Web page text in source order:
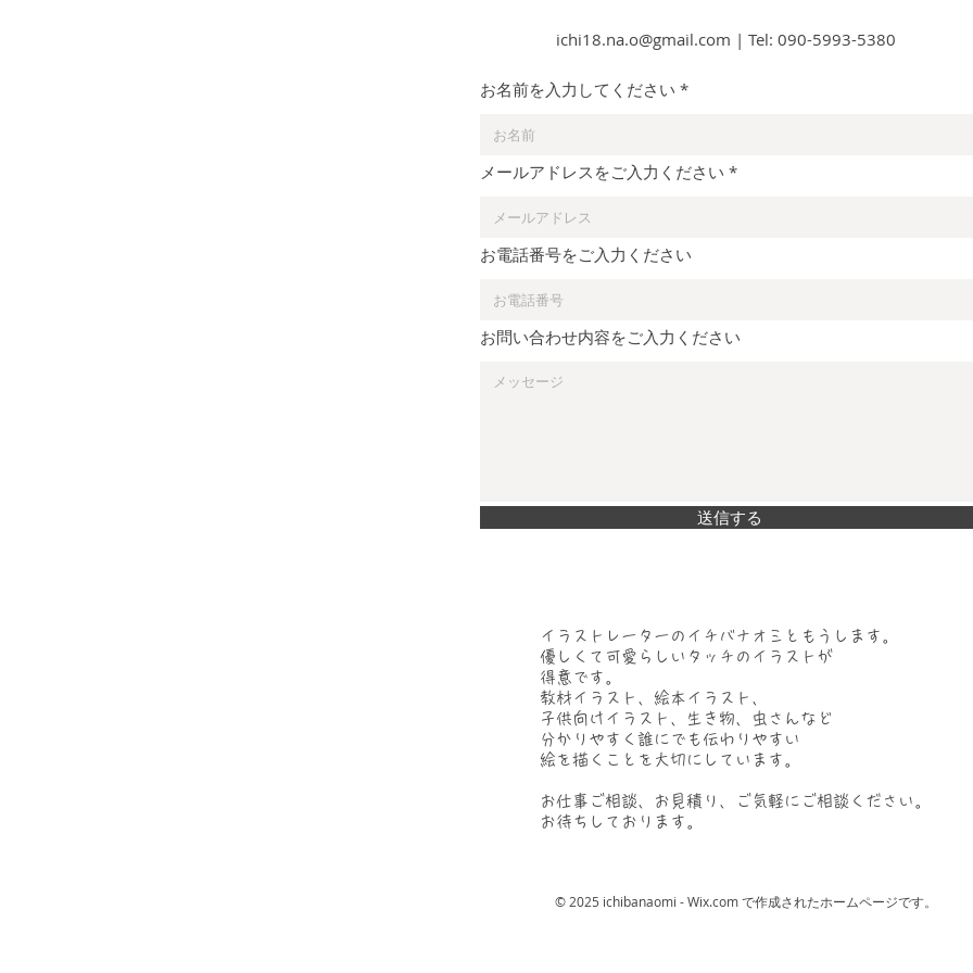
ichi18.na.o@gmail.com | Tel: 090-5993-5380
お名前を入力してください
メールアドレスをご入力ください
お電話番号をご入力ください
お問い合わせ内容をご入力ください
送信する
イラストレーターのイチバナオミともうします。
優しくて可愛らしいタッチのイラストが
得意です。
教材イラスト、絵本イラスト、
子供向けイラスト、
生き物、虫さんなど
分かりやすく誰にでも伝わりやすい
​絵を描くことを大切にしています。
​お仕事ご相談、お見積り、ご気軽にご相談ください。
お待ちしております。
© 2025 ichibanaomi -Wix.comで作成されたホームページです。